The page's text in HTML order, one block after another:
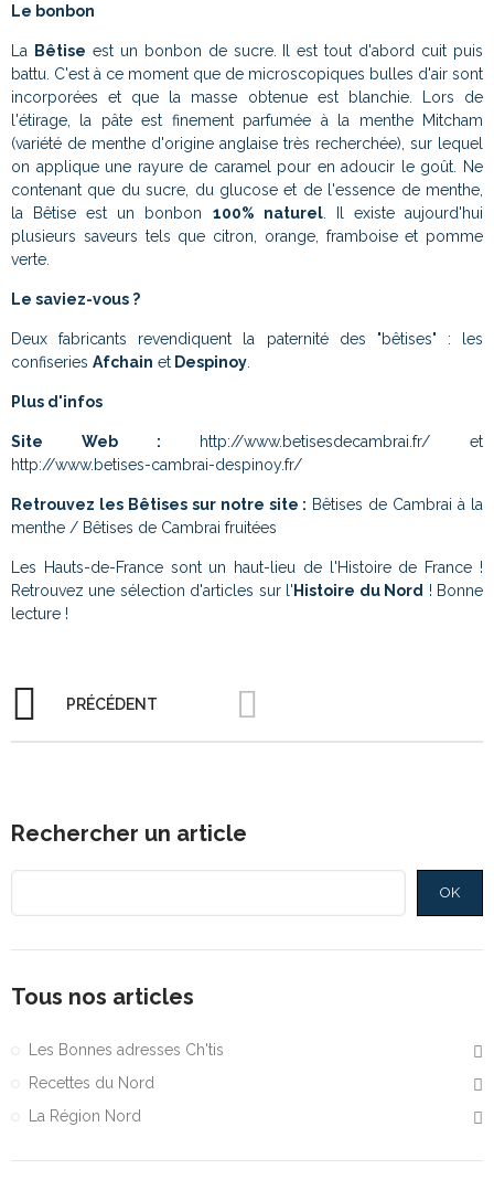
Le bonbon
La Bêtise est un bonbon de sucre. Il est tout d'abord cuit puis
battu. C'est à ce moment que de microscopiques bulles d'air sont
incorporées et que la masse obtenue est blanchie. Lors de
l'étirage, la pâte est finement parfumée à la menthe Mitcham
(variété de menthe d'origine anglaise très recherchée), sur lequel
on applique une rayure de caramel pour en adoucir le goût. Ne
contenant que du sucre, du glucose et de l'essence de menthe,
la Bêtise est un bonbon 100% naturel. Il existe aujourd'hui
plusieurs saveurs tels que citron, orange, framboise et pomme
verte.
Le saviez-vous ?
Deux fabricants revendiquent la paternité des "bêtises" : les
confiseries Afchain et Despinoy
Plus d'infos
Site Web : http://www.betisesdecambrai.fr/ et
http://www.betises-cambrai-despinoy.fr/
Retrouvez les Bêtises sur notre site : Bêtises de Cambrai à la
menthe / Bêtises de Cambrai fruitées
Les Hauts-de-France sont un haut-lieu de l'Histoire de France !
Retrouvez une sélection d'articles sur l' Histoire du Nord ! Bonne
lecture !
PRÉCÉDENT
Rechercher un article
OK
Tous nos articles
Les Bonnes adresses Ch'tis
Recettes du Nord
La Région Nord